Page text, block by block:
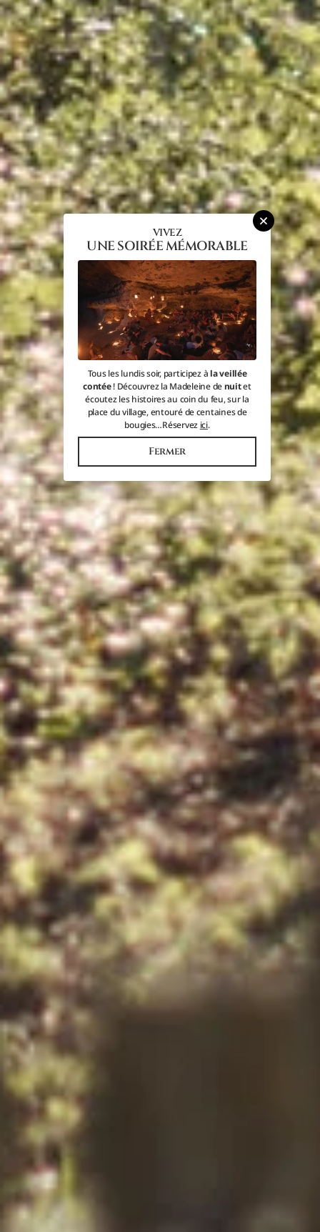
VIVEZ
UNE SOIRÉE MÉMORABLE
Tous les lundis soir, participez àla veillée
contée! Découvrez la Madeleine denuitet
écoutez les histoires au coin du feu, sur la
place du village, entouré de centaines de
bougies…Réservez ici.
Fermer